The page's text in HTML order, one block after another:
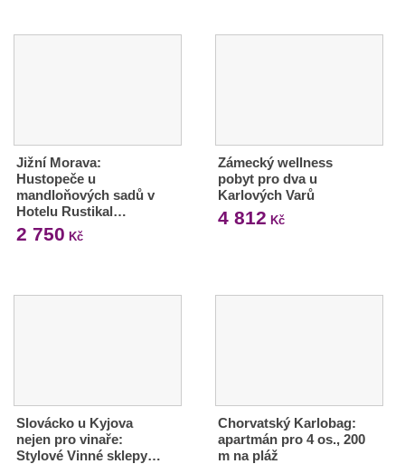
Jižní Morava:
Hustopeče u
mandloňových sadů v
Hotelu Rustikal…
2 750 Kč
Zámecký wellness
pobyt pro dva u
Karlových Varů
4 812 Kč
Slovácko u Kyjova
nejen pro vinaře:
Stylové Vinné sklepy…
Chorvatský Karlobag:
apartmán pro 4 os., 200
m na pláž